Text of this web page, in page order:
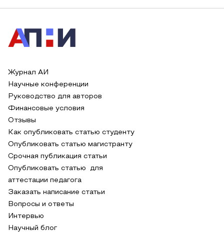
Журнал АИ
Научные конференции
Руководство для авторов
Финансовые условия
Отзывы
Как опубликовать статью студенту
Опубликовать статью магистранту
Срочная публикация статьи
Опубликовать статью для
аттестации педагога
Заказать написание статьи
Вопросы и ответы
Интервью
Научный блог